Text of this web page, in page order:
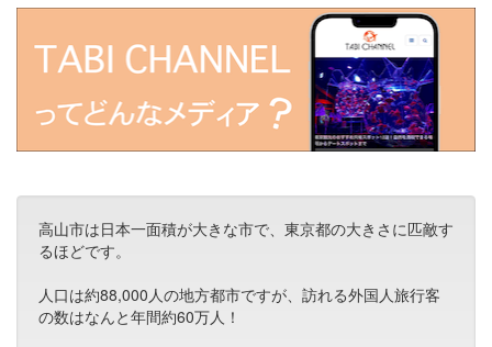
高山市は日本一面積が大きな市で、東京都の大きさに匹敵す
るほどです。
人口は約88,000人の地方都市ですが、訪れる外国人旅行客
の数はなんと年間約60万人！